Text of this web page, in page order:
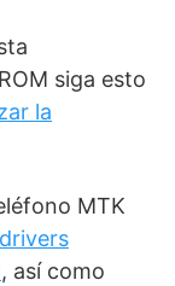
siga esto
la
MTK
, así como